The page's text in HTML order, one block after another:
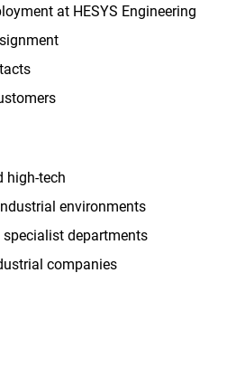
at HESYS Engineering
high-tech
environments
specialist departments
companies